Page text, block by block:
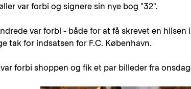
var forbi og signere sin nye bog "32".
var forbi - både for at få skrevet en hilsen
tak for indsatsen for F.C. København.
var forbi shoppen og fik et par billeder fra